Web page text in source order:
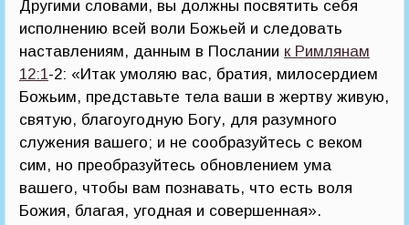
Другими словами, вы должны посвятить себя
исполнению всей воли Божьей и следовать
наставлениям, данным в Послании к Римлянам
12:1-2: «Итак умоляю вас, братия, милосердием
Божьим, представьте тела ваши в жертву живую,
святую, благоугодную Богу, для разумного
служения вашего; и не сообразуйтесь с веком
сим, но преобразуйтесь обновлением ума
вашего, чтобы вам познавать, что есть воля
Божия, благая, угодная и совершенная».